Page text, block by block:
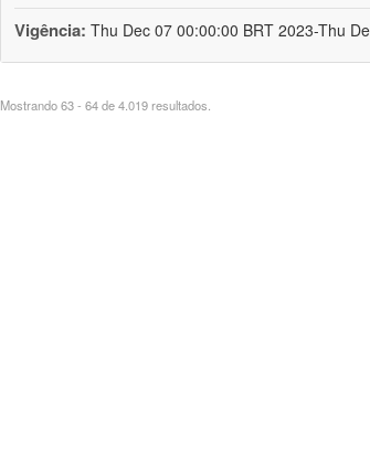
Vigência: Thu Dec 07 00:00:00 BRT 2023-Thu
Mostrando 63 - 64 de 4.019 resultados.